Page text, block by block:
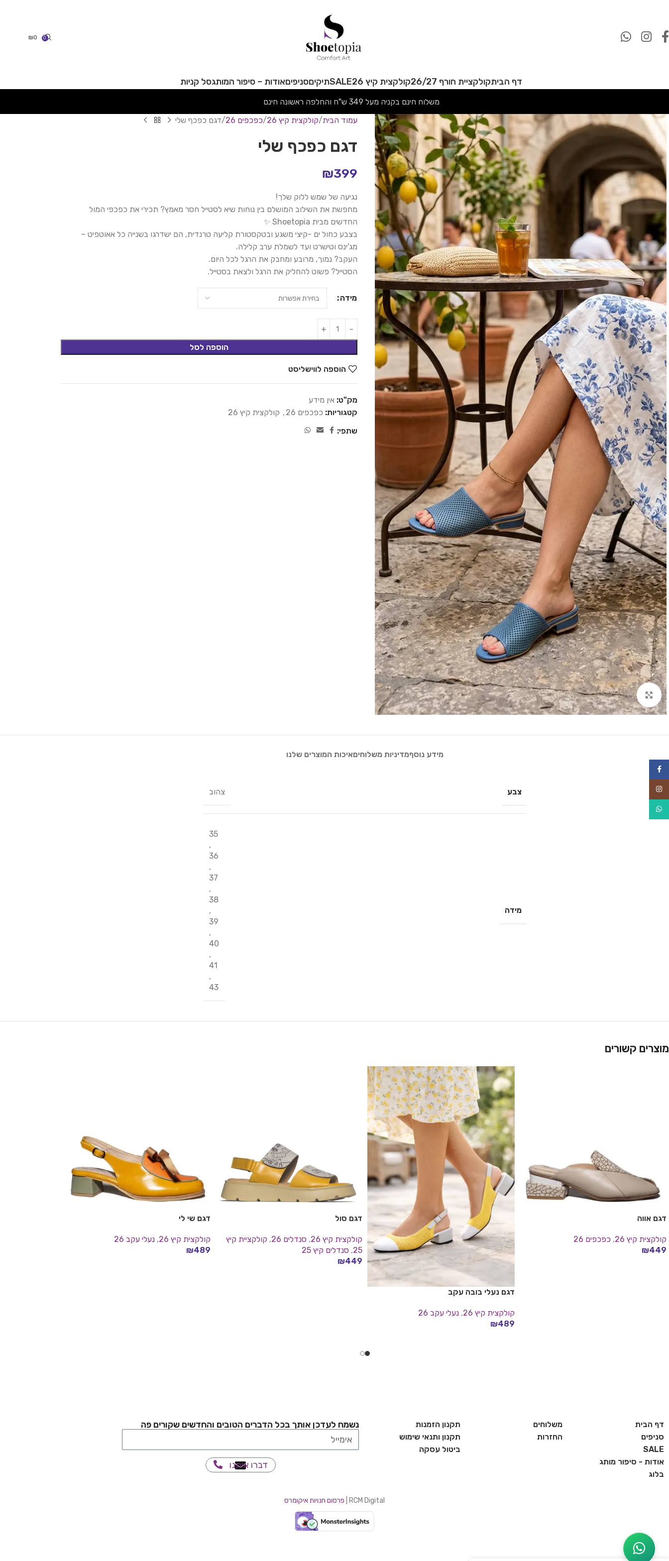
0
₪0
דף הביתקולקציית חורף 26/27 קולקצית קיץ 26 SALEתיקיםסניפיםאודות – סיפור המותגסל קניות
משלוח חינם בקניה מעל 349 ש"ח והחלפה ראשונה חינם
Click to enlarge
עמוד הבית קולקצית קיץ 26 כפכפים 26 דגם כפכף שלי
דגם כפכף שלי
₪399
נגיעה של שמש ללוק שלך!
מחפשת את השילוב המושלם בין נוחות שיא לסטייל חסר מאמץ? תכירי את כפכפי המול
החדשים מבית Shoetopia ✨
בצבע כחול ים -קיצי משגע ובטקסטורת קליעה טרנדית, הם ישדרגו בשנייה כל אאוטפיט –
מג'ינס וטישרט ועד לשמלת ערב קלילה.
העקב? נמוך, מרובע ומחבק את הרגל לכל היום.
הסטייל? פשוט להחליק את הרגל ולצאת בסטייל.
מידה
הוספה לסל
הוספה לווישליסט
מק"ט: אין מידע
קטגוריות: כפכפים 26 , קולקצית קיץ 26
שתפי:
מידע נוסףמדיניות משלוחיםאיכות המוצרים שלנו
צבע צהוב
מידה
35
,
36
,
37
,
38
,
39
,
40
,
41
,
43
מוצרים קשורים
דגם אווה
קולקצית קיץ 26 , כפכפים 26
₪449
דגם נעלי בובה עקב
קולקצית קיץ 26 ,נעלי עקב 26
₪489
דגם סול
קולקצית קיץ 26 , סנדלים 26 , קולקציית קיץ
25
, סנדלים קיץ 25
₪449
דגם שי לי
קולקצית קיץ 26 ,נעלי עקב 26
₪489
דף הבית
סניפים
SALE
אודות - סיפור מותג
בלוג
משלוחים
החזרות
תקנון הזמנות
תקנון ותנאי שימוש
ביטול עסקה
נשמח לעדכן אותך בכל הדברים הטובים והחדשים שקורים פה
דברו איתנו
RCM Digital | פרסום חנויות איקומרס